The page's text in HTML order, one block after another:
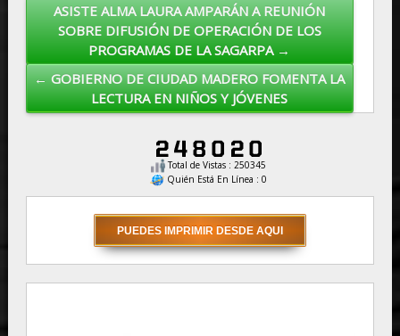
Post navigation
ASISTE ALMA LAURA AMPARÁN A REUNIÓN
SOBRE DIFUSIÓN DE OPERACIÓN DE LOS
PROGRAMAS DE LA SAGARPA →
← GOBIERNO DE CIUDAD MADERO FOMENTA LA
LECTURA EN NIÑOS Y JÓVENES
Total de Vistas : 250345
Quién Está En Línea : 0